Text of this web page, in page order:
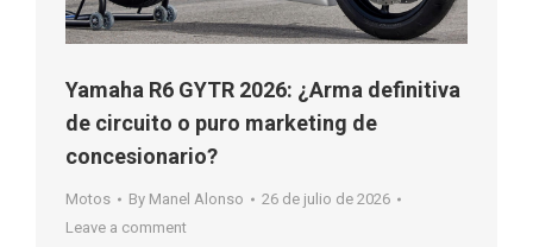
Yamaha R6 GYTR 2026: ¿Arma definitiva
de circuito o puro marketing de
concesionario?
Motos By Manel Alonso
26 de julio de 2026
Leave a comment